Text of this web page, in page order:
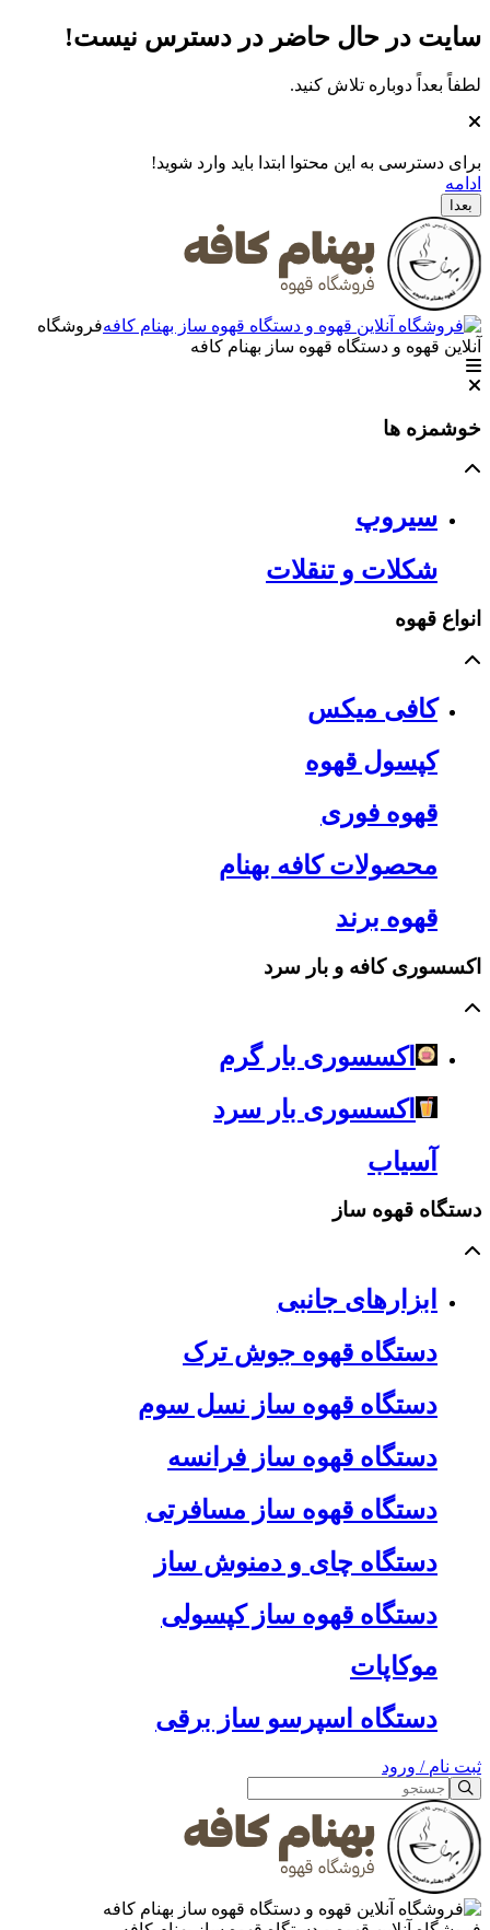
سایت در حال حاضر در دسترس نیست!
لطفاً بعداً دوباره تلاش کنید.
برای دسترسی به این محتوا ابتدا باید وارد شوید!
ادامه
بعدا
فروشگاه
آنلاین قهوه و دستگاه قهوه ساز بهنام کافه
خوشمزه ها
سیروپ
شکلات و تنقلات
انواع قهوه
کافی میکس
کپسول قهوه
قهوه فوری
محصولات کافه بهنام
قهوه برند
اکسسوری کافه و بار سرد
اکسسوری بار گرم
اکسسوری بار سرد
آسیاب
دستگاه قهوه ساز
ابزارهای جانبی
دستگاه قهوه جوش ترک
دستگاه قهوه ساز نسل سوم
دستگاه قهوه ساز فرانسه
دستگاه قهوه ساز مسافرتی
دستگاه چای و دمنوش ساز
دستگاه قهوه ساز کپسولی
موکاپات
دستگاه اسپرسو ساز برقی
ثبت نام / ورود